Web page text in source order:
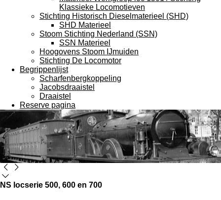
Klassieke Locomotieven
Stichting Historisch Dieselmaterieel (SHD)
SHD Materieel
Stoom Stichting Nederland (SSN)
SSN Materieel
Hoogovens Stoom IJmuiden
Stichting De Locomotor
Begrippenlijst
Scharfenbergkoppeling
Jacobsdraaistel
Draaistel
Reserve pagina
NS locserie 500, 600 en 700